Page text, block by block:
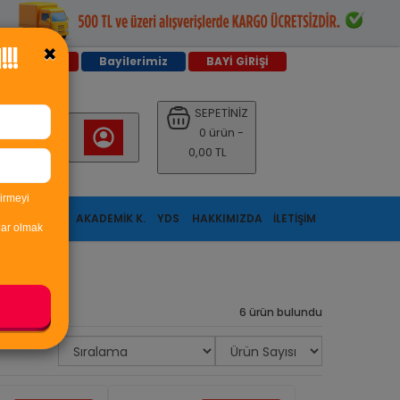
BAYİ GİRİŞİ
Bayilerimiz
SEPETİNİZ
0 ürün -
0,00 TL
İLETİŞİM
HAKKIMIZDA
YDS
AKADEMİK K.
6 ürün bulundu
×Kapat
olmak